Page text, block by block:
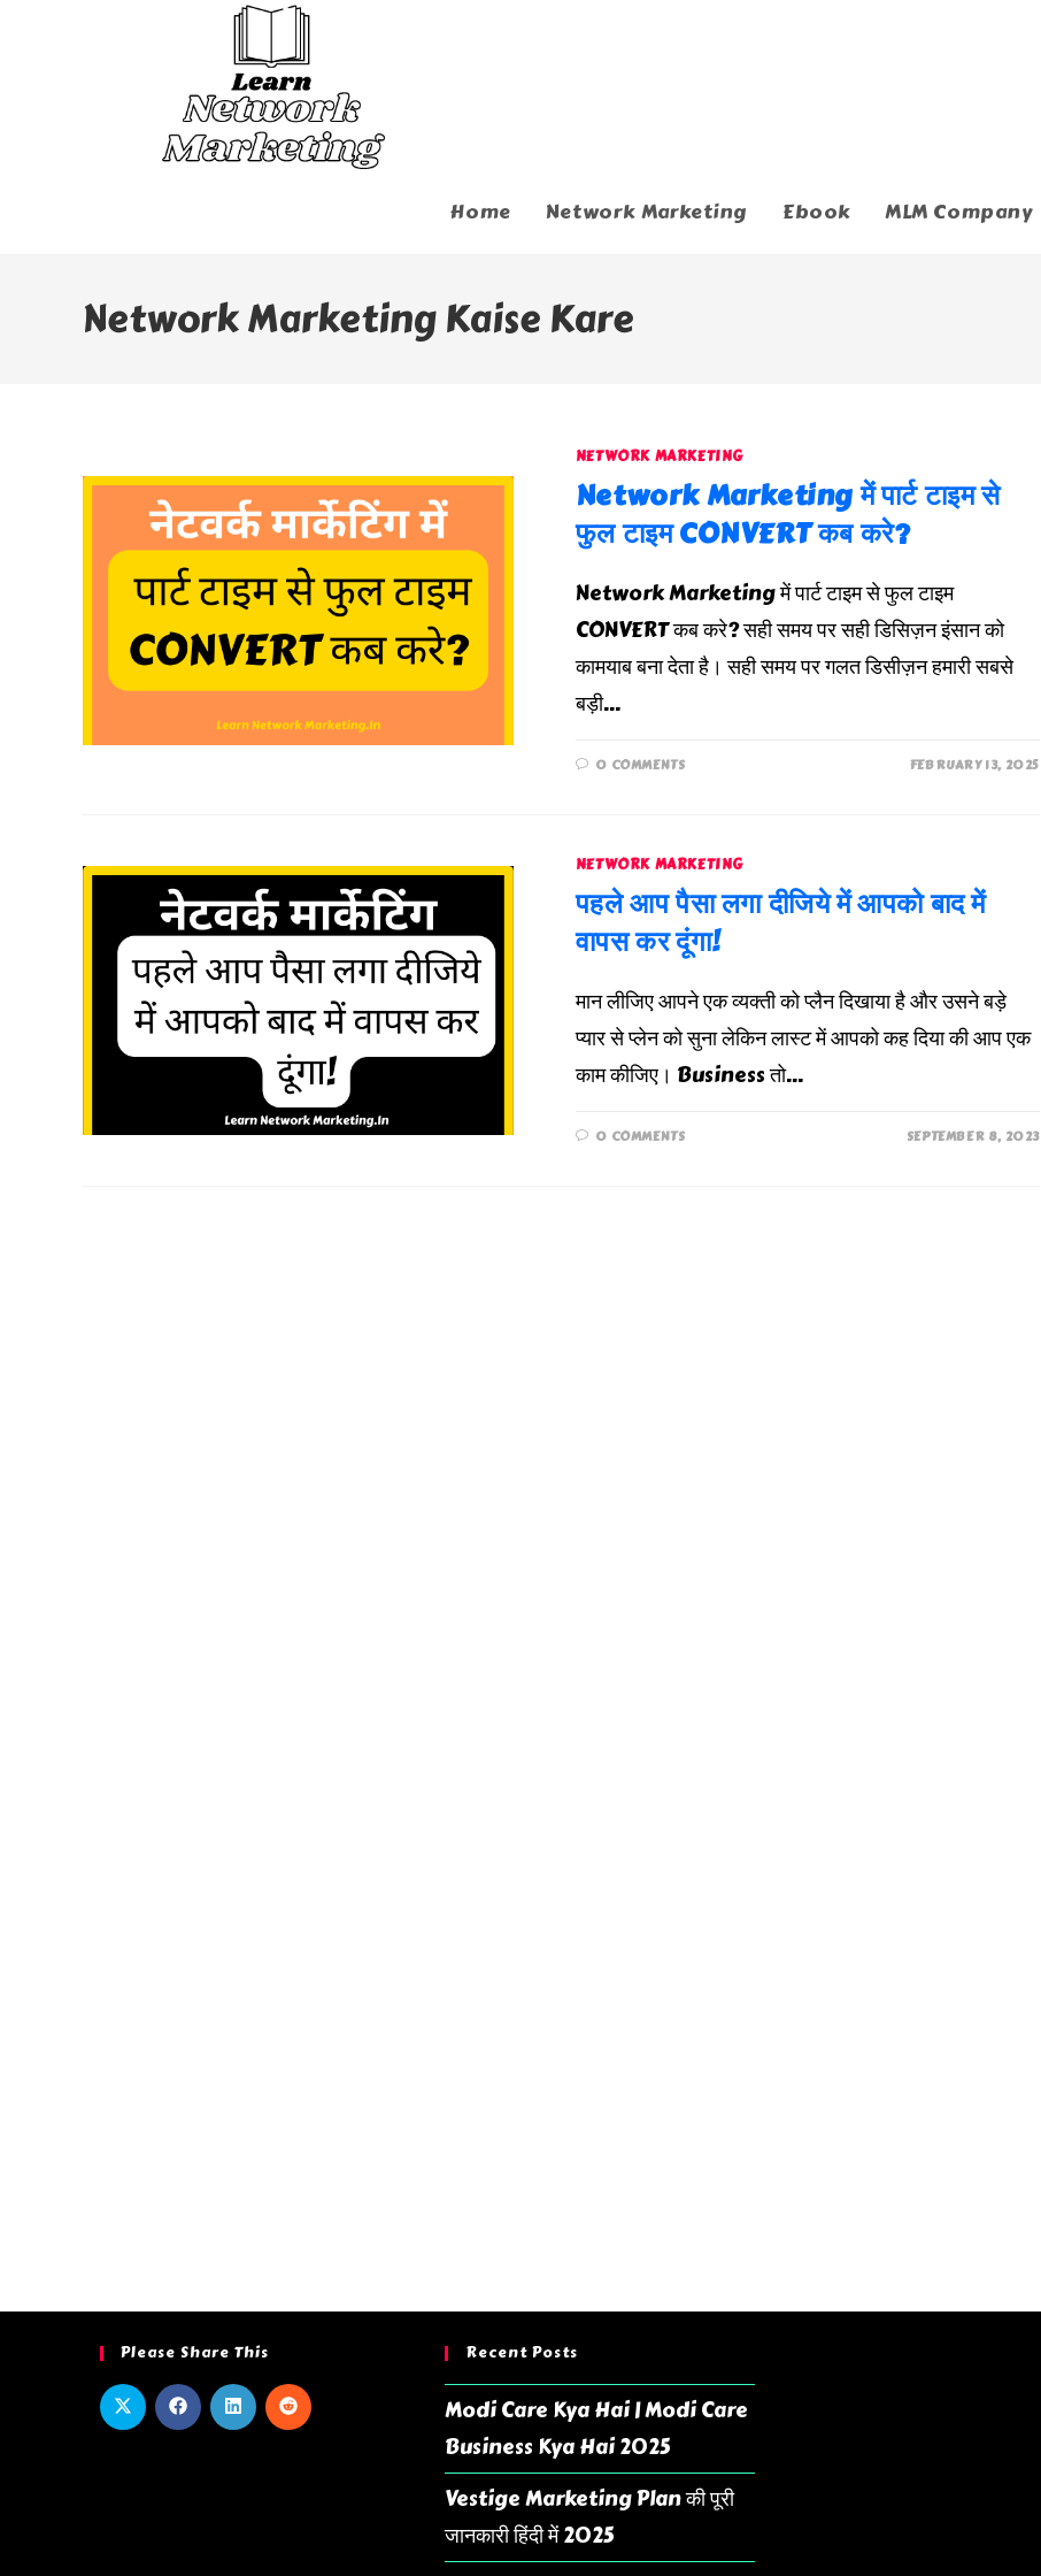
Home Network Marketing Ebook MLM Company
Network Marketing Kaise Kare
NETWORK MARKETING
Network Marketing में पार्ट टाइम से
फुल टाइम CONVERT कब करे?
Network Marketing में पार्ट टाइम से फुल टाइम
CONVERT कब करे? सही समय पर सही डिसिज़न इंसान को
कामयाब बना देता है। सही समय पर गलत डिसीज़न हमारी सबसे
बड़ी…
0 COMMENTS FEBRUARY 13, 2025
NETWORK MARKETING
पहले आप पैसा लगा दीजिये में आपको बाद में
वापस कर दूंगा!
मान लीजिए आपने एक व्यक्ती को प्लैन दिखाया है और उसने बड़े
प्यार से प्लेन को सुना लेकिन लास्ट में आपको कह दिया की आप एक
काम कीजिए। Business तो…
0 COMMENTS SEPTEMBER 8, 2023
Please Share This Recent Posts
Modi Care Kya Hai | Modi Care
Business Kya Hai 2025
Vestige Marketing Plan की पूरी
जानकारी हिंदी में 2025